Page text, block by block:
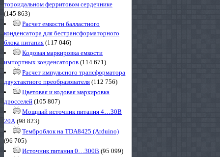
тороидальном ферритовом сердечнике
(145 863)
Расчет емкости балластного
конденсатора для бестрансформаторного
блока питания (117 046)
Кодовая маркировка емкости
импортных конденсаторов (114 671)
Расчет импульсного трансформатора
двухтактного преобразователя (112 756)
Цветовая и кодовая маркировка
дросселей (105 807)
Мощный источник питания 4…30В
20А(98 823)
Темброблок на TDA8425 (Arduino)
(96 705)
Источник питания 0…300В (95 099)